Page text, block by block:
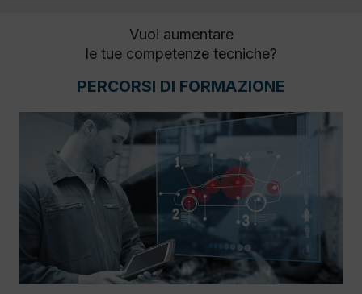
Vuoi aumentare
le tue competenze tecniche?
PERCORSI DI FORMAZIONE